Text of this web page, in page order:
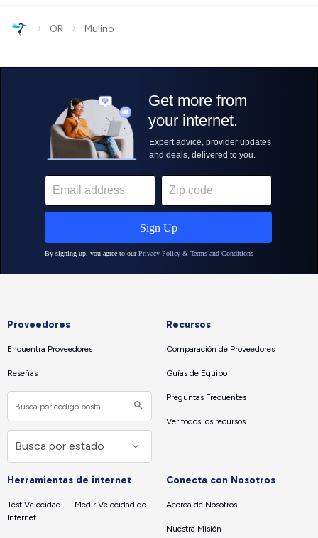
› OR › Mulino
Proveedores
Encuentra Proveedores
Reseñas
Recursos
Comparación de Proveedores
Guías de Equipo
Preguntas Frecuentes
Ver todos los recursos
Herramientas de internet
Test Velocidad — Medir Velocidad de
Internet
Conecta con Nosotros
Acerca de Nosotros
Nuestra Misión